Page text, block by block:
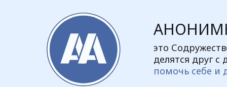
это
делятся друг
помочь себе и